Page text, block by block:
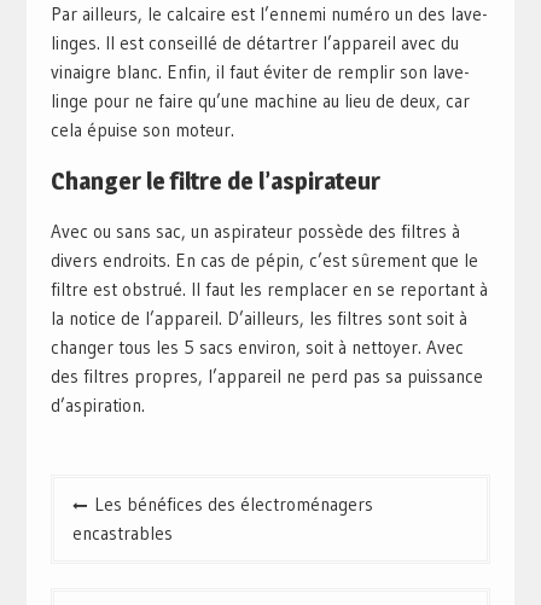
Par ailleurs, le calcaire est l’ennemi numéro un des lave-
linges. Il est conseillé de détartrer l’appareil avec du
vinaigre blanc. Enfin, il faut éviter de remplir son lave-
linge pour ne faire qu’une machine au lieu de deux, car
cela épuise son moteur.
Changer le filtre de l’aspirateur
Avec ou sans sac, un aspirateur possède des filtres à
divers endroits. En cas de pépin, c’est sûrement que le
filtre est obstrué. Il faut les remplacer en se reportant à
la notice de l’appareil. D’ailleurs, les filtres sont soit à
changer tous les 5 sacs environ, soit à nettoyer. Avec
des filtres propres, l’appareil ne perd pas sa puissance
d’aspiration.
Navigation
de
Les bénéfices des électroménagers
encastrables